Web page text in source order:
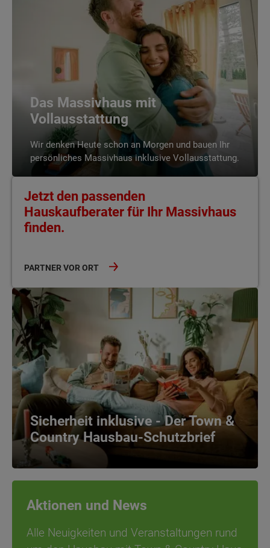
Das Massivhaus mit
Vollausstattung
Wir denken Heute schon an Morgen und bauen Ihr
persönliches Massivhaus inklusive Vollausstattung.
Jetzt den passenden
Hauskaufberater für Ihr Massivhaus
finden.
PARTNER VOR ORT
Sicherheit inklusive - Der Town &
Country Hausbau-Schutzbrief
Aktionen und News
Alle Neuigkeiten und Veranstaltungen rund